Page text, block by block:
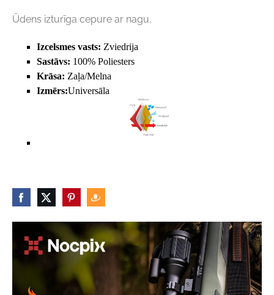
Ūdens izturīga cepure ar nagu.
Izcelsmes vasts: Zviedrija
Sastāvs: 100% Poliesters
Krāsa: Zaļa/Melna
Izmērs:Universāla